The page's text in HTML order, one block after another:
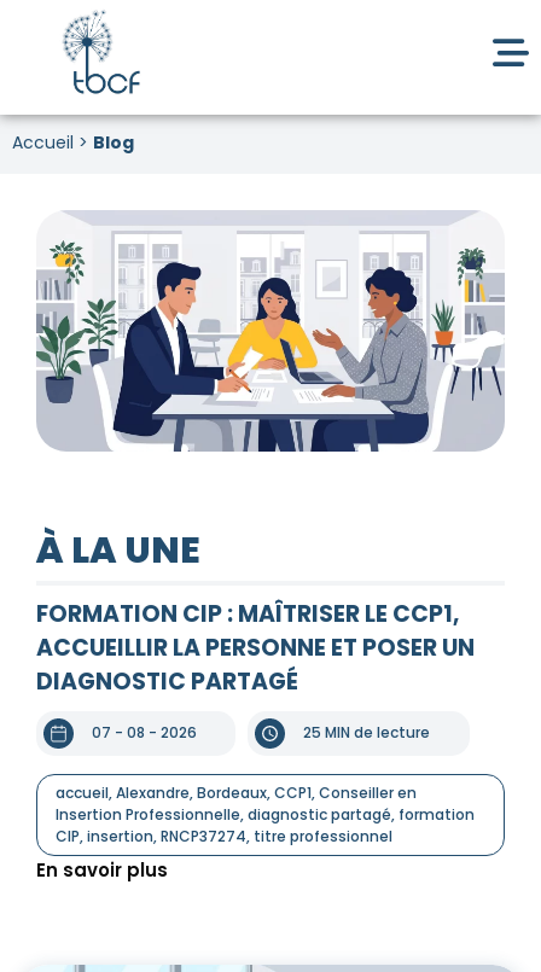
Accueil > Blog
À LA UNE
FORMATION CIP : MAÎTRISER LE CCP1,
ACCUEILLIR LA PERSONNE ET POSER UN
DIAGNOSTIC PARTAGÉ
07 - 08 - 2026 25 MIN de lecture
accueil,Alexandre,Bordeaux,CCP1,Conseiller en
Insertion Professionnelle,diagnostic partagé, formation
CIP,insertion,RNCP37274, titre professionnel
En savoir plus